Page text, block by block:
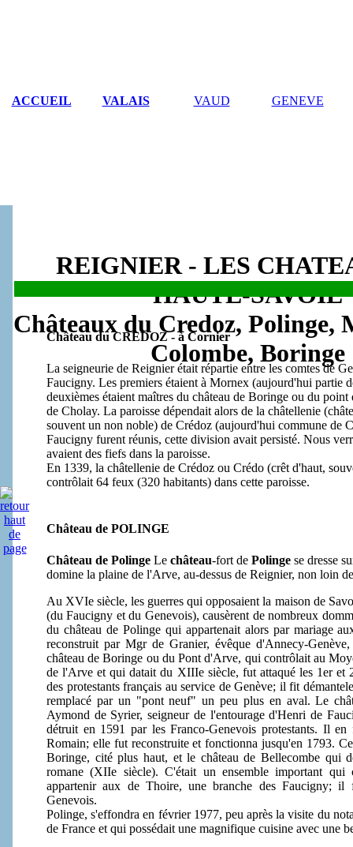
REIGNIER - LES
HAUTE-SAVOIE
Châteaux du Credoz, Polinge,
Colombe, Boringe
ACCUEIL VALAIS VAUD GENEVE
Château du CREDOZ - à Cornier
La seigneurie de Reignier était répartie entre les comtes de
Faucigny. Les premiers étaient à Mornex (aujourd'hui partie
deuxièmes étaient maîtres du château de Boringe ou du
de Cholay. La paroisse dépendait alors de la châtellenie
souvent un non noble) de Crédoz (aujourd'hui commune de
Faucigny furent réunis, cette division avait persisté. Nous
avaient des fiefs dans la paroisse.
En 1339, la châtellenie de Crédoz ou Crédo (crêt d'haut,
contrôlait 64 feux (320 habitants) dans cette paroisse.
Château de POLINGE
Château de Polinge Le château-fort de Polinge se dresse
domine la plaine de l'Arve, au-dessus de Reignier, non loin
Au XVIe siècle, les guerres qui opposaient la maison de
(du Faucigny et du Genevois), causèrent de nombreux
du château de Polinge qui appartenait alors par mariage
reconstruit par Mgr de Granier, évêque d'Annecy-
château de Boringe ou du Pont d'Arve, qui contrôlait au
de l'Arve et qui datait du XIIIe siècle, fut attaqué les 1er et
des protestants français au service de Genève; il fit
remplacé par un "pont neuf" un peu plus en aval. Le
Aymond de Syrier, seigneur de l'entourage d'Henri de
détruit en 1591 par les Franco-Genevois protestants. Il
Romain; elle fut reconstruite et fonctionna jusqu'en 1793.
Boringe, cité plus haut, et le château de Bellecombe qui
romane (XIIe siècle). C'était un ensemble important
appartenir aux de Thoire, une branche des Faucigny; il
Genevois.
Polinge, s'effondra en février 1977, peu après la visite du
de France et qui possédait une magnifique cuisine avec une